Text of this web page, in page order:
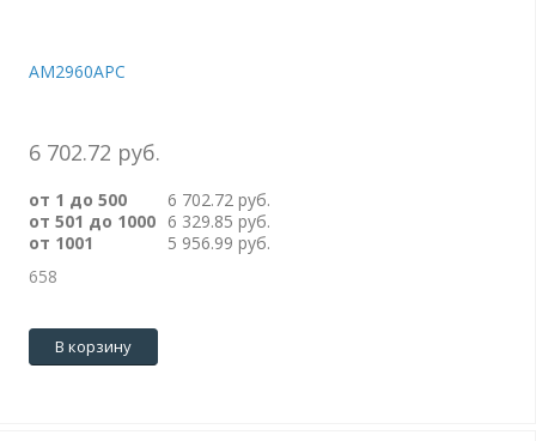
AM2960APC
6 702.72 руб.
от 1 до 500
6 702.72 руб.
от 501 до 1000 6 329.85 руб.
от 1001
5 956.99 руб.
658
В корзину